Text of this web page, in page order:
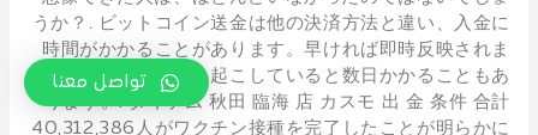
うか？. ビットコイン送金は他の決済方法と違い、入金に
時間がかかることがあります。早ければ即時反映されま
すが、送金詰まりを起こしていると数日かかることもあ
ります。. ダイナム 秋田 臨海 店 カスモ 出 金 条件 合計
40,312,386人がワクチン接種を完了したことが明らかに
تواصل معنا